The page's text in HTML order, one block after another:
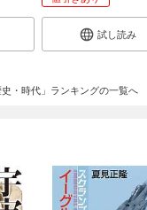
試し読み
史・時代」ランキングの一覧へ